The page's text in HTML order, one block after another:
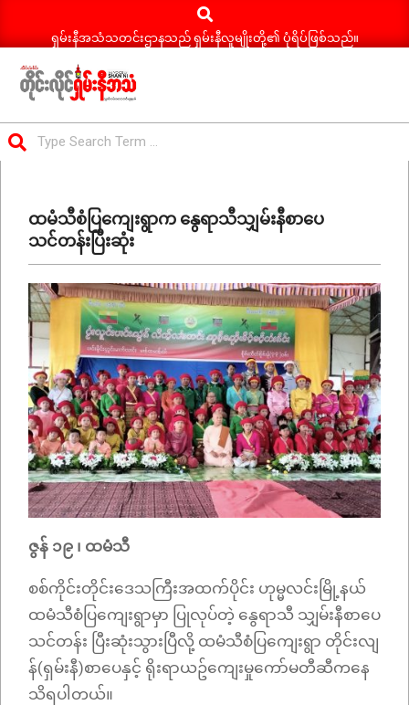
Search
ရှမ်းနီအသံသတင်းဌာနသည် ရှမ်းနီလူမျိုးတို့၏ ပုံရိပ်ဖြစ်သည်။
ရှမ်း
နီ
သတင်း
Menuထမံသီစံပြကျေးရွာက နွေရာသီသျှမ်းနီစာပေ
သင်တန်းပြီးဆုံး
ဇွန် ၁၉ ၊ ထမံသီ
စစ်ကိုင်းတိုင်းဒေသကြီးအထက်ပိုင်း ဟုမ္မလင်းမြို့နယ်
ထမံသီစံပြကျေးရွာမှာ ပြုလုပ်တဲ့ နွေရာသီ သျှမ်းနီစာပေ
သင်တန်း ပြီးဆုံးသွားပြီလို့ ထမံသီစံပြကျေးရွာ တိုင်းလျ
န်(ရှမ်းနီ)စာပေနှင့် ရိုးရာယဥ်ကျေးမှုကော်မတီဆီကနေ
သိရပါတယ်။